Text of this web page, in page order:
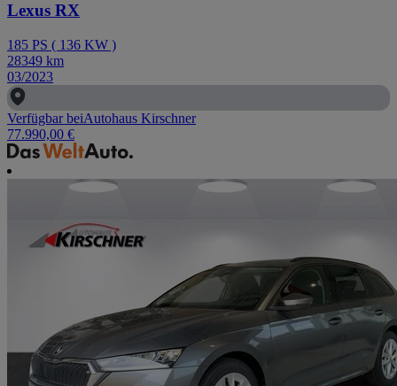
Lexus RX
185 PS ( 136 KW )
28349 km
03/2023
Verfügbar beiAutohaus Kirschner
77.990,00 €